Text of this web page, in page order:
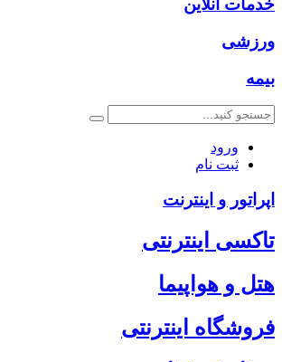
خدمات آنلاین
ورزشی
بیمه
ورود
ثبت نام
اپراتور و اینترنت
تاکسی اینترنتی
هتل و هواپیما
فروشگاه اینترنتی